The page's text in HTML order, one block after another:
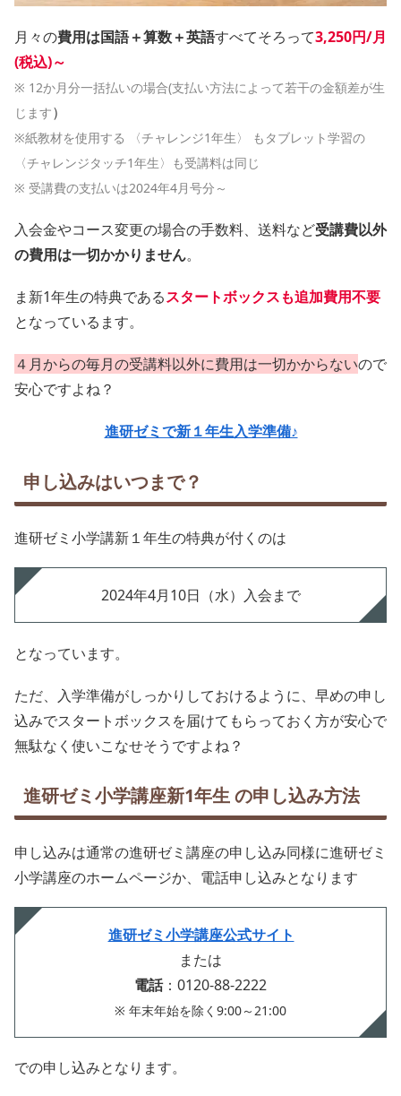
月々の費用は国語＋算数＋英語すべてそろって3,250円/月
(税込)～
※ 12か月分一括払いの場合(支払い方法によって若干の金額差が生
じます）
※紙教材を使用する 〈チャレンジ1年生〉 もタブレット学習の
〈チャレンジタッチ1年生〉も受講料は同じ
※ 受講費の支払いは2024年4月号分～
入会金やコース変更の場合の手数料、送料など受講費以外
の費用は一切かかりません。
ま新1年生の特典であるスタートボックスも追加費用不要
となっているます。
４月からの毎月の受講料以外に費用は一切かからないので
安心ですよね？
進研ゼミで新１年生入学準備♪
申し込みはいつまで？
進研ゼミ小学講新１年生の特典が付くのは
2024年4月10日（水）入会まで
となっています。
ただ、入学準備がしっかりしておけるように、早めの申し
込みでスタートボックスを届けてもらっておく方が安心で
無駄なく使いこなせそうですよね？
進研ゼミ小学講座新1年生 の申し込み方法
申し込みは通常の進研ゼミ講座の申し込み同様に進研ゼミ
小学講座のホームページか、電話申し込みとなります
進研ゼミ小学講座公式サイト
または
電話：0120-88-2222
※ 年末年始を除く9:00～21:00
での申し込みとなります。